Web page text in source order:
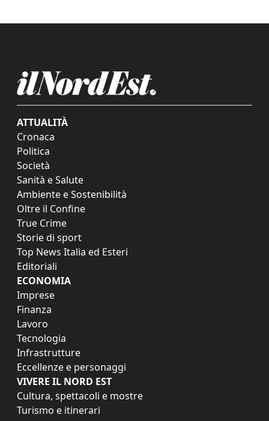
ATTUALITÀ
Cronaca
Politica
Società
Sanità e Salute
Ambiente e Sostenibilità
Oltre il Confine
True Crime
Storie di sport
Top News Italia ed Esteri
Editoriali
ECONOMIA
Imprese
Finanza
Lavoro
Tecnologia
Infrastrutture
Eccellenze e personaggi
VIVERE IL NORD EST
Cultura, spettacoli e mostre
Turismo e itinerari